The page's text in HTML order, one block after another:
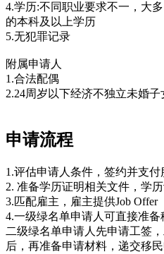
4.学历:不同职业要求不一，大
的本科及以上学历
5.无犯罪记录
附属申请人
1.合法配偶
2.24周岁以下经济不独立未婚子
申请流程
1.评估申请人条件，签约并支付
2. 准备学历证明相关文件，学
3.匹配雇主，雇主提供Job Offer
4.一级绿名单申请人可直接准
二级绿名单申请人先申请工签
后，再准备申请材料，递交移